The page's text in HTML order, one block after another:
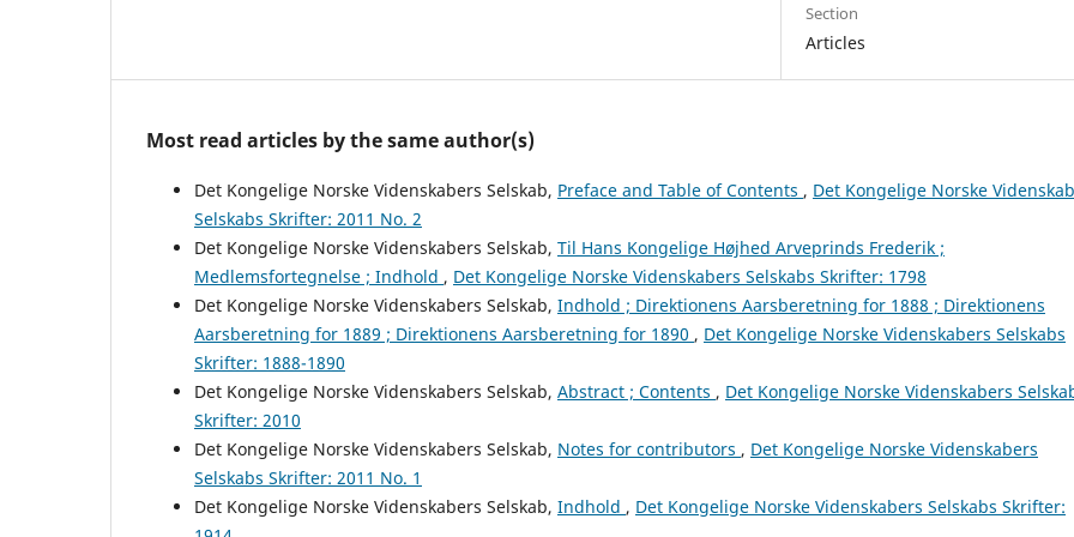
Section
Articles
Most read articles by the same author(s)
Det Kongelige Norske Videnskabers Selskab, Preface and Table of Contents , Det Kongelige Norske
Selskabs Skrifter: 2011 No. 2
Det Kongelige Norske Videnskabers Selskab, Til Hans Kongelige Højhed Arveprinds Frederik ;
Medlemsfortegnelse ; Indhold , Det Kongelige Norske Videnskabers Selskabs Skrifter: 1798
Det Kongelige Norske Videnskabers Selskab, Indhold ; Direktionens Aarsberetning for 1888 ; Direktionens
Aarsberetning for 1889 ; Direktionens Aarsberetning for 1890 , Det Kongelige Norske Videnskabers Selskabs
Skrifter: 1888-1890
Det Kongelige Norske Videnskabers Selskab, Abstract ; Contents , Det Kongelige Norske Videnskabers
Skrifter: 2010
Det Kongelige Norske Videnskabers Selskab, Notes for contributors , Det Kongelige Norske Videnskabers
Selskabs Skrifter: 2011 No. 1
Det Kongelige Norske Videnskabers Selskab, Indhold , Det Kongelige Norske Videnskabers Selskabs Skrifter: